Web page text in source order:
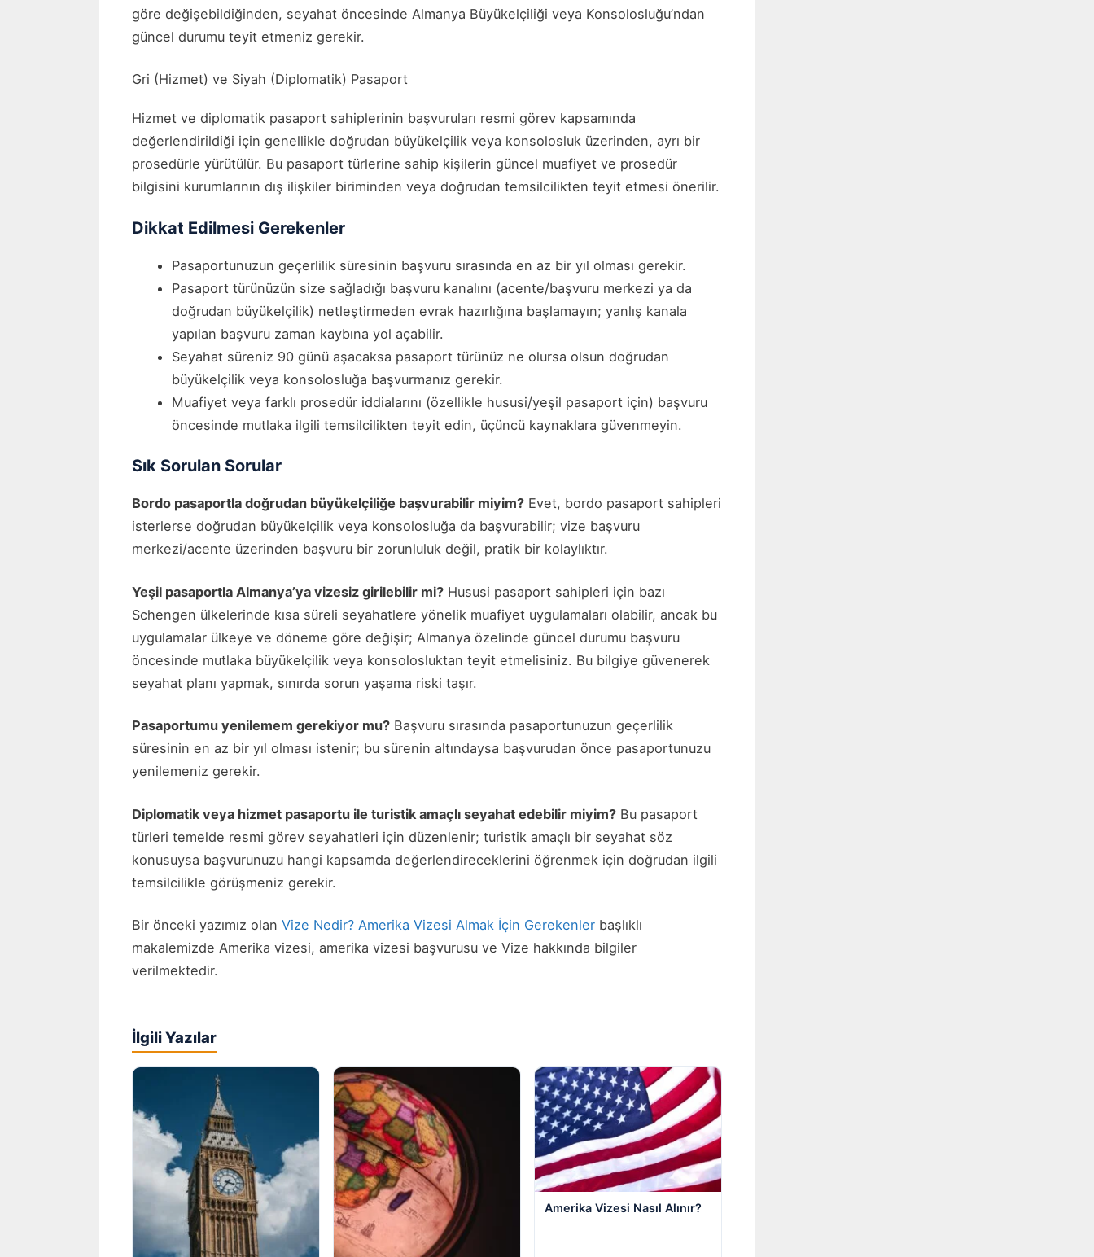
göre değişebildiğinden, seyahat öncesinde Almanya Büyükelçiliği veya Konsolosluğu’ndan
güncel durumu teyit etmeniz gerekir.
Gri (Hizmet) ve Siyah (Diplomatik) Pasaport
Hizmet ve diplomatik pasaport sahiplerinin başvuruları resmi görev kapsamında
değerlendirildiği için genellikle doğrudan büyükelçilik veya konsolosluk üzerinden, ayrı bir
prosedürle yürütülür. Bu pasaport türlerine sahip kişilerin güncel muafiyet ve prosedür
bilgisini kurumlarının dış ilişkiler biriminden veya doğrudan temsilcilikten teyit etmesi önerilir.
Dikkat Edilmesi Gerekenler
Pasaportunuzun geçerlilik süresinin başvuru sırasında en az bir yıl olması gerekir.
Pasaport türünüzün size sağladığı başvuru kanalını (acente/başvuru merkezi ya da
doğrudan büyükelçilik) netleştirmeden evrak hazırlığına başlamayın; yanlış kanala
yapılan başvuru zaman kaybına yol açabilir.
Seyahat süreniz 90 günü aşacaksa pasaport türünüz ne olursa olsun doğrudan
büyükelçilik veya konsolosluğa başvurmanız gerekir.
Muafiyet veya farklı prosedür iddialarını (özellikle hususi/yeşil pasaport için) başvuru
öncesinde mutlaka ilgili temsilcilikten teyit edin, üçüncü kaynaklara güvenmeyin.
Sık Sorulan Sorular
Bordo pasaportla doğrudan büyükelçiliğe başvurabilir miyim? Evet, bordo pasaport sahipleri
isterlerse doğrudan büyükelçilik veya konsolosluğa da başvurabilir; vize başvuru
merkezi/acente üzerinden başvuru bir zorunluluk değil, pratik bir kolaylıktır.
Yeşil pasaportla Almanya’ya vizesiz girilebilir mi? Hususi pasaport sahipleri için bazı
Schengen ülkelerinde kısa süreli seyahatlere yönelik muafiyet uygulamaları olabilir, ancak bu
uygulamalar ülkeye ve döneme göre değişir; Almanya özelinde güncel durumu başvuru
öncesinde mutlaka büyükelçilik veya konsolosluktan teyit etmelisiniz. Bu bilgiye güvenerek
seyahat planı yapmak, sınırda sorun yaşama riski taşır.
Pasaportumu yenilemem gerekiyor mu? Başvuru sırasında pasaportunuzun geçerlilik
süresinin en az bir yıl olması istenir; bu sürenin altındaysa başvurudan önce pasaportunuzu
yenilemeniz gerekir.
Diplomatik veya hizmet pasaportu ile turistik amaçlı seyahat edebilir miyim? Bu pasaport
türleri temelde resmi görev seyahatleri için düzenlenir; turistik amaçlı bir seyahat söz
konusuysa başvurunuzu hangi kapsamda değerlendireceklerini öğrenmek için doğrudan ilgili
temsilcilikle görüşmeniz gerekir.
Bir önceki yazımız olan Vize Nedir? Amerika Vizesi Almak İçin Gerekenler başlıklı
makalemizde Amerika vizesi, amerika vizesi başvurusu ve Vize hakkında bilgiler
verilmektedir.
İlgili Yazılar
Amerika Vizesi Nasıl Alınır?